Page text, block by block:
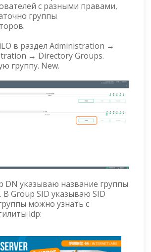
с разными правами,
группы
в раздел Administration →
→ Directory Groups.
группу. New.
DN указываю название группы
Group SID указываю SID
можно узнать с
ldp: